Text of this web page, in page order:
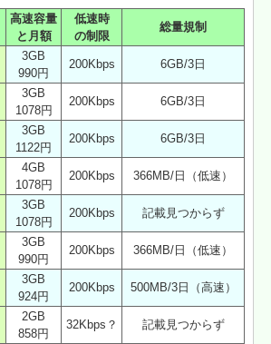
高速容量
と月額
低速時
の制限
総量規制
3GB
990円
200Kbps 6GB/3日
3GB
1078円
200Kbps 6GB/3日
3GB
1122円
200Kbps 6GB/3日
4GB
1078円
200Kbps 366MB/日（低速）
3GB
1078円
200Kbps 記載見つからず
3GB
990円
200Kbps 366MB/日（低速）
3GB
924円
200Kbps 500MB/3日（高速）
2GB
858円
32Kbps？ 記載見つからず